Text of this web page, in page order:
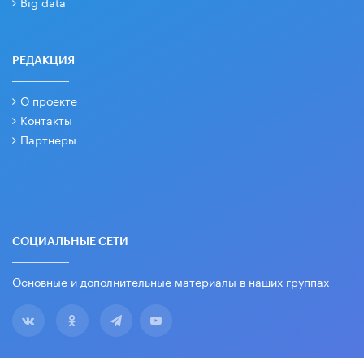
РЕДАКЦИЯ
О проекте
Контакты
Партнеры
СОЦИАЛЬНЫЕ СЕТИ
Основные и дополнительные материалы в наших группах